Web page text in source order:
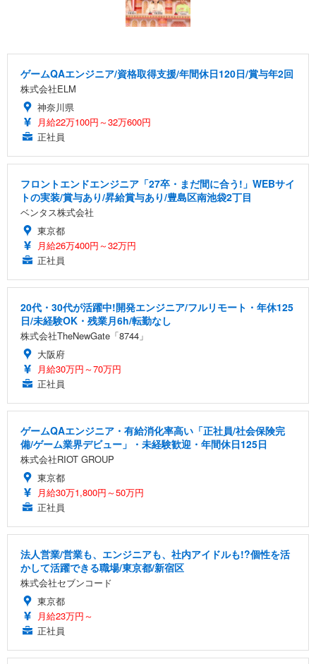
ゲームQAエンジニア/資格取得支援/年間休日120日/賞与年2回
株式会社ELM
神奈川県
月給22万100円～32万600円
正社員
フロントエンドエンジニア「27卒・まだ間に合う!」WEBサイ
トの実装/賞与あり/昇給賞与あり/豊島区南池袋2丁目
ベンタス株式会社
東京都
月給26万400円～32万円
正社員
20代・30代が活躍中!開発エンジニア/フルリモート・年休125
日/未経験OK・残業月6h/転勤なし
株式会社TheNewGate「8744」
大阪府
月給30万円～70万円
正社員
ゲームQAエンジニア・有給消化率高い「正社員/社会保険完
備/ゲーム業界デビュー」・未経験歓迎・年間休日125日
株式会社RIOT GROUP
東京都
月給30万1,800円～50万円
正社員
法人営業/営業も、エンジニアも、社内アイドルも!?個性を活
かして活躍できる職場/東京都/新宿区
株式会社セブンコード
東京都
月給23万円～
正社員